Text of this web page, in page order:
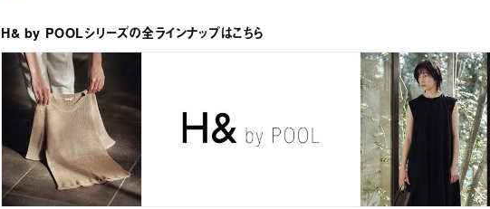
H& by POOLシリーズの全ラインナップはこちら